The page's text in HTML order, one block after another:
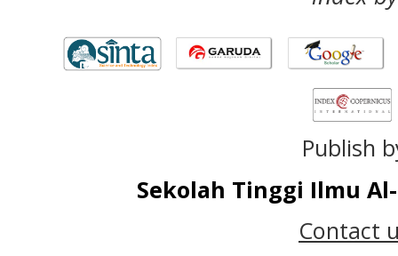
Publish
Sekolah Tinggi Ilmu
Contact